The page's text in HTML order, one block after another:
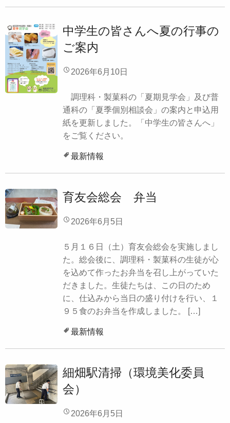
中学生の皆さんへ夏の行事の
ご案内
2026年6月10日
調理科・製菓科の「夏期見学会」及び普
通科の「夏季個別相談会」の案内と申込用
紙を更新しました。「中学生の皆さんへ」
をご覧ください。
最新情報
育友会総会 弁当
2026年6月5日
５月１６日（土）育友会総会を実施しまし
た。総会後に、調理科・製菓科の生徒が心
を込めて作ったお弁当を召し上がっていた
だきました。生徒たちは、この日のため
に、仕込みから当日の盛り付けを行い、１
９５食のお弁当を作成しました。 […]
最新情報
細畑駅清掃（環境美化委員
会）
2026年6月5日